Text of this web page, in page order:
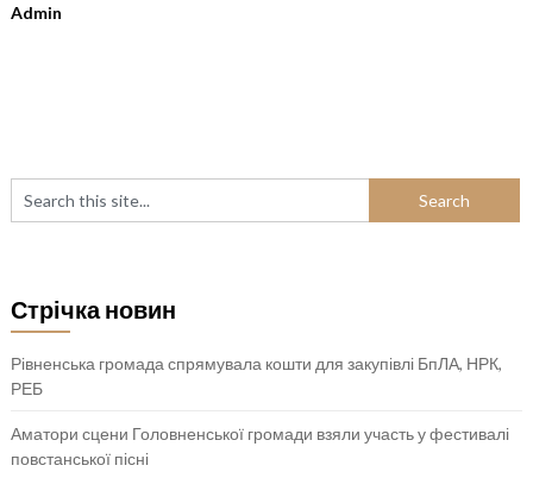
Admin
Стрічка новин
Рівненська громада спрямувала кошти для закупівлі БпЛА, НРК,
РЕБ
Аматори сцени Головненської громади взяли участь у фестивалі
повстанської пісні